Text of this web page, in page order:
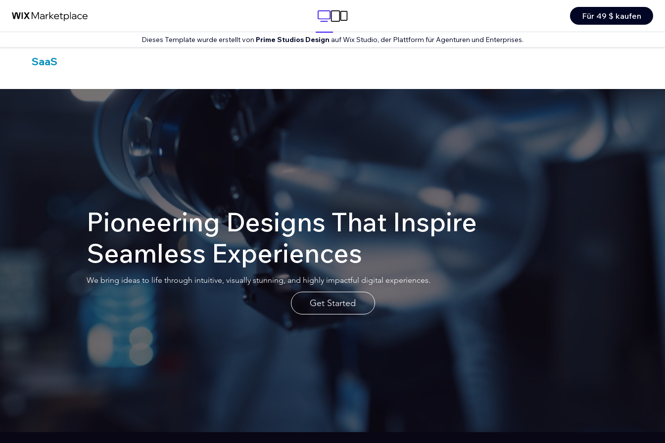
Für 49 $ kaufen
Dieses Template wurde erstellt von Prime Studios Design auf Wix Studio, der Plattform für Agenturen und Enterprises.